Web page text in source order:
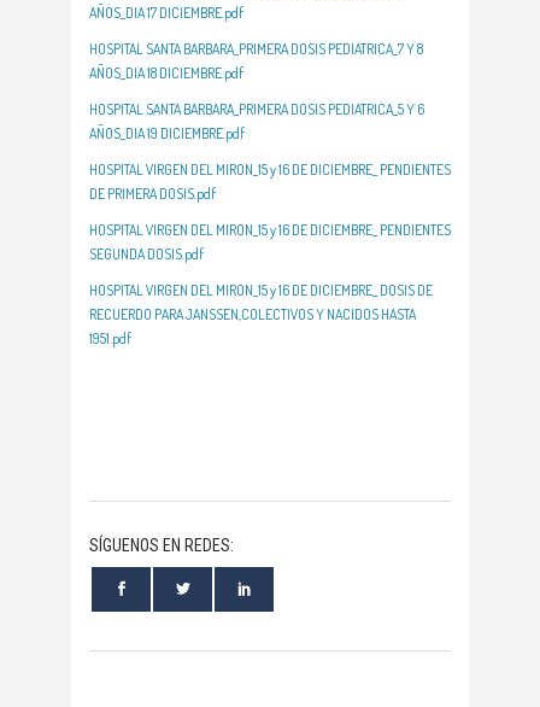
AÑOS_DIA 17 DICIEMBRE.pdf
HOSPITAL SANTA BARBARA_PRIMERA DOSIS PEDIATRICA_7 Y 8
AÑOS_DIA 18 DICIEMBRE.pdf
HOSPITAL SANTA BARBARA_PRIMERA DOSIS PEDIATRICA_5 Y 6
AÑOS_DIA 19 DICIEMBRE.pdf
HOSPITAL VIRGEN DEL MIRON_15 y 16 DE DICIEMBRE_ PENDIENTES
DE PRIMERA DOSIS.pdf
HOSPITAL VIRGEN DEL MIRON_15 y 16 DE DICIEMBRE_ PENDIENTES
SEGUNDA DOSIS.pdf
HOSPITAL VIRGEN DEL MIRON_15 y 16 DE DICIEMBRE_ DOSIS DE
RECUERDO PARA JANSSEN,COLECTIVOS Y NACIDOS HASTA
1951.pdf
SÍGUENOS EN REDES: